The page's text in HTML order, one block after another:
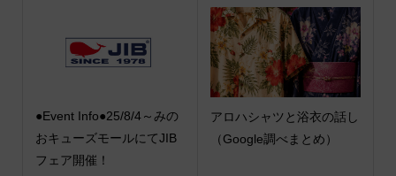
●Event Info●25/8/4～みの
おキューズモールにてJIB
フェア開催！
アロハシャツと浴衣の話し
（Google調べまとめ）